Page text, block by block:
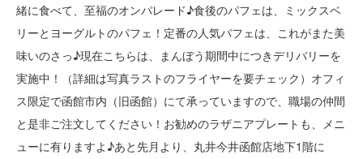
緒に食べて、至福のオンパレード♪食後のパフェは、ミックスベ
リーとヨーグルトのパフェ！定番の人気パフェは、これがまた美
味いのさっ♪現在こちらは、まんぼう期間中につきデリバリーを
実施中！（詳細は写真ラストのフライヤーを要チェック）オフィ
ス限定で函館市内（旧函館）にて承っていますので、職場の仲間
と是非ご注文してください！お勧めのラザニアプレートも、メニ
ューに有りますよ♪あと先月より、丸井今井函館店地下1階に